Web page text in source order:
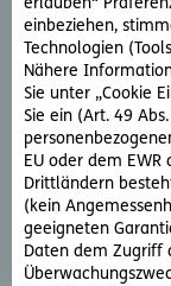
erlauben“
einbeziehen,
Technologien
Nähere
Sie unter „Cookie
Sie ein (Art. 49
EU oder dem
Drittländern
(kein
geeigneten
Daten dem Zugriff
Sie haben ein